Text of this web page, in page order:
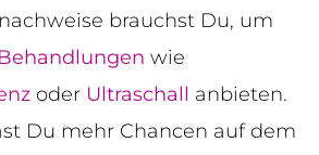
brauchst Du, um
wie
oder Ultraschall anbieten.
Du mehr Chancen auf dem